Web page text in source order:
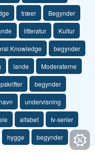
træer Begynder
litteratur Kultur
Knowledge begynder
lande Moderaterne
begynder
undervisning
alfabet tv-serier
hygge begynder